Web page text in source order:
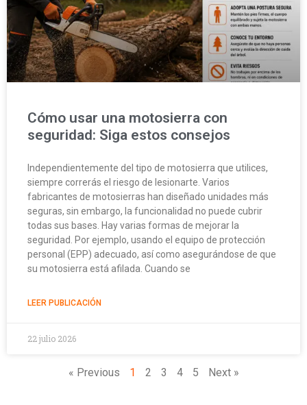
Cómo usar una motosierra con
seguridad: Siga estos consejos
Independientemente del tipo de motosierra que utilices,
siempre correrás el riesgo de lesionarte. Varios
fabricantes de motosierras han diseñado unidades más
seguras, sin embargo, la funcionalidad no puede cubrir
todas sus bases. Hay varias formas de mejorar la
seguridad. Por ejemplo, usando el equipo de protección
personal (EPP) adecuado, así como asegurándose de que
su motosierra está afilada. Cuando se
LEER PUBLICACIÓN
22 julio 2026
« Previous 1 2 3 4 5 Next »